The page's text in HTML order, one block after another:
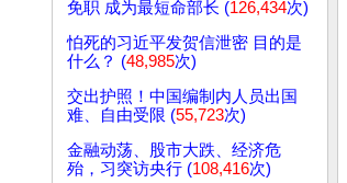
免职 成为最短命部长 (126,434次)
怕死的习近平发贺信泄密 目的是
什么？ (48,985次)
交出护照！中国编制内人员出国
难、自由受限 (55,723次)
金融动荡、股市大跌、经济危
殆，习突访央行 (108,416次)